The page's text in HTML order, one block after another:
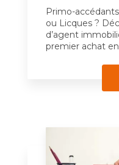
Primo-
ou Licques ?
d’agent
premier achat